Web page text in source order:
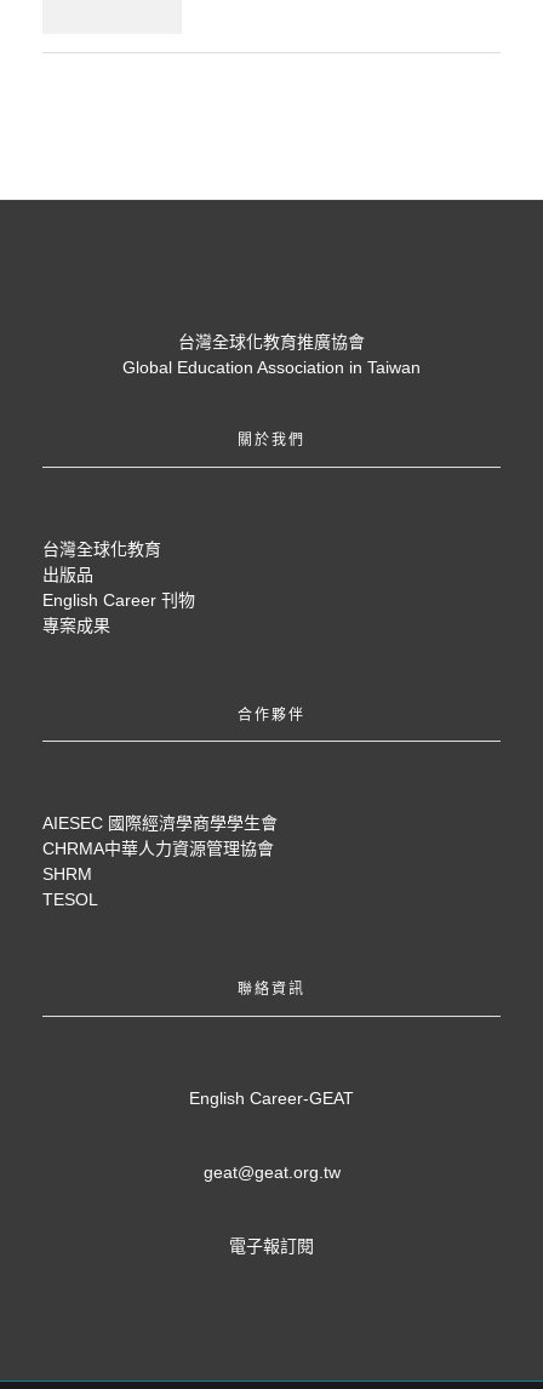
台灣全球化教育推廣協會
Global Education Association in Taiwan
關於我們
台灣全球化教育
出版品
English Career 刊物
專案成果
合作夥伴
AIESEC 國際經濟學商學學生會
CHRMA中華人力資源管理協會
SHRM
TESOL
聯絡資訊
English Career-GEAT
geat@geat.org.tw
電子報訂閱